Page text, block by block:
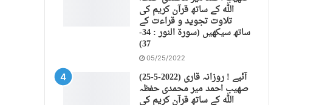
اللہ کے ساتھ قرآن کریم کی
تلاوت تجوید و قراءت کے
ساتھ سیکھیں (سورة النور : 34-
37)
05/25/2022
(25-5-2022) آئیے ! روزانہ قاری
صهیب احمد میر محمدی حفظہ
اللہ کے ساتھ قرآن کریم کی